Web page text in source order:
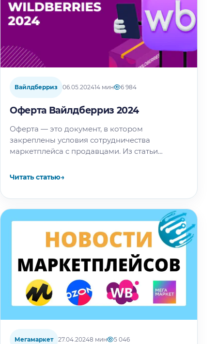
Вайлдберриз 06.05.202414 мин 6 984
Оферта Вайлдберриз 2024
Оферта — это документ, в котором
закреплены условия сотрудничества
маркетплейса с продавцами. Из статьи
состоит документ и на что обратить внимание,
Читать статью→
Мегамаркет 27.04.20248 мин 5 046